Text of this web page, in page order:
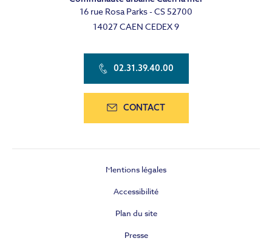
16 rue Rosa Parks - CS 52700
14027 CAEN CEDEX 9
02.31.39.40.00
CONTACT
Mentions légales
Accessibilité
Plan du site
Presse